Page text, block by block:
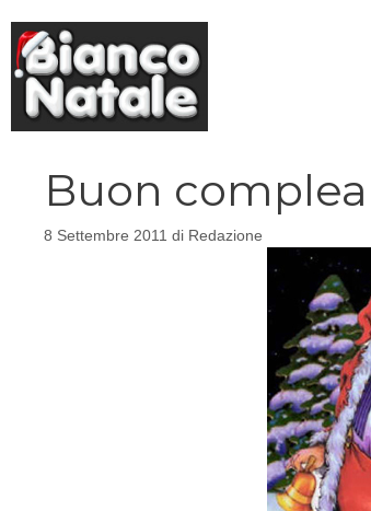
contenuto
Buon
8 Settembre 2011 di Redazione